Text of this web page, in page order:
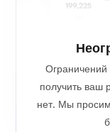
получить ваш
нет. Мы